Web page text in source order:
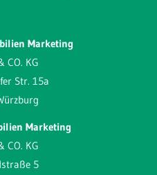
Marketing
CO. KG
Str. 15a
Marketing
CO. KG
5